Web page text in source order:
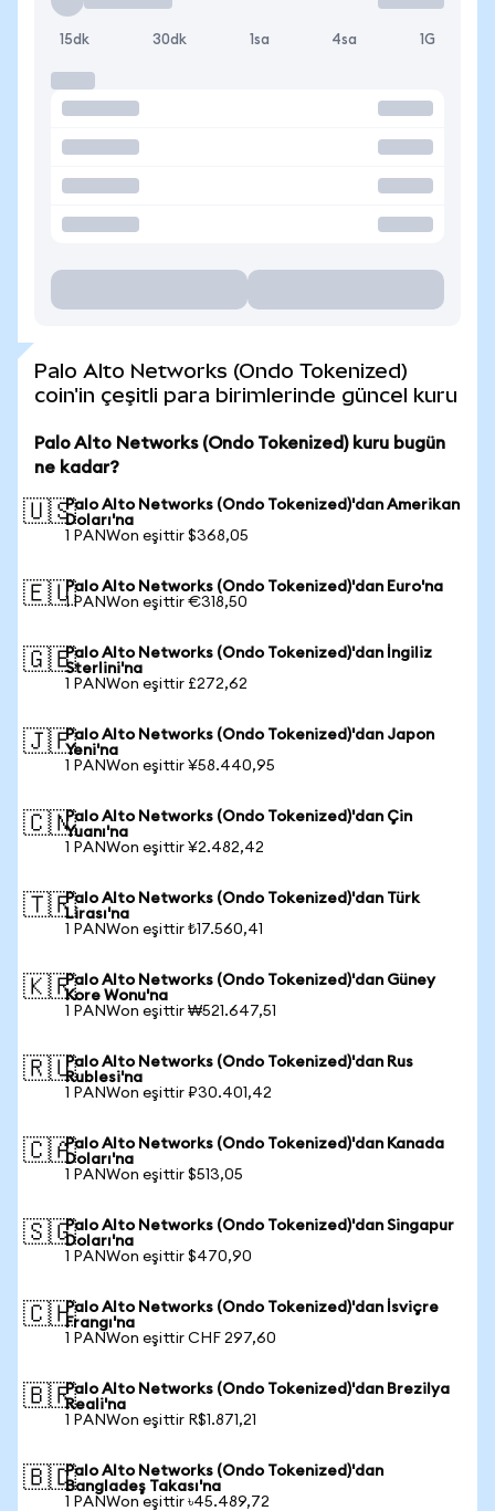
15dk 30dk 1sa 4sa 1G
Palo Alto Networks (Ondo Tokenized)
coin'in çeşitli para birimlerinde güncel kuru
Palo Alto Networks (Ondo Tokenized) kuru bugün
ne kadar?
🇺🇸Palo Alto Networks (Ondo Tokenized)'dan Amerikan
Doları'na
1 PANWon eşittir $368,05
🇪🇺Palo Alto Networks (Ondo Tokenized)'dan Euro'na
1 PANWon eşittir €318,50
🇬🇧Palo Alto Networks (Ondo Tokenized)'dan İngiliz
Sterlini'na
1 PANWon eşittir £272,62
🇯🇵Palo Alto Networks (Ondo Tokenized)'dan Japon
Yeni'na
1 PANWon eşittir ¥58.440,95
🇨🇳Palo Alto Networks (Ondo Tokenized)'dan Çin
Yuanı'na
1 PANWon eşittir ¥2.482,42
🇹🇷Palo Alto Networks (Ondo Tokenized)'dan Türk
Lirası'na
1 PANWon eşittir ₺17.560,41
🇰🇷Palo Alto Networks (Ondo Tokenized)'dan Güney
Kore Wonu'na
1 PANWon eşittir ₩521.647,51
🇷🇺Palo Alto Networks (Ondo Tokenized)'dan Rus
Rublesi'na
1 PANWon eşittir ₽30.401,42
🇨🇦Palo Alto Networks (Ondo Tokenized)'dan Kanada
Doları'na
1 PANWon eşittir $513,05
🇸🇬Palo Alto Networks (Ondo Tokenized)'dan Singapur
Doları'na
1 PANWon eşittir $470,90
🇨🇭Palo Alto Networks (Ondo Tokenized)'dan İsviçre
Frangı'na
1 PANWon eşittir CHF 297,60
🇧🇷Palo Alto Networks (Ondo Tokenized)'dan Brezilya
Reali'na
1 PANWon eşittir R$1.871,21
🇧🇩Palo Alto Networks (Ondo Tokenized)'dan
Bangladeş Takası'na
1 PANWon eşittir ৳45.489,72